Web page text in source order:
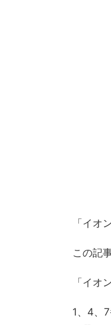
「イオ
この記
「イオ
1、4、